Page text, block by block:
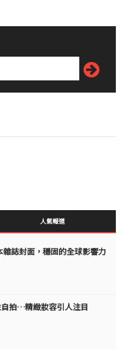
人氣報道
雜誌封面，穩固的全球影響力
自拍…精緻妝容引人注目